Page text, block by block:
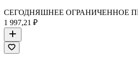
СЕГОДНЯШНЕЕ ОГРАНИЧЕННОЕ
1 997,21 ₽